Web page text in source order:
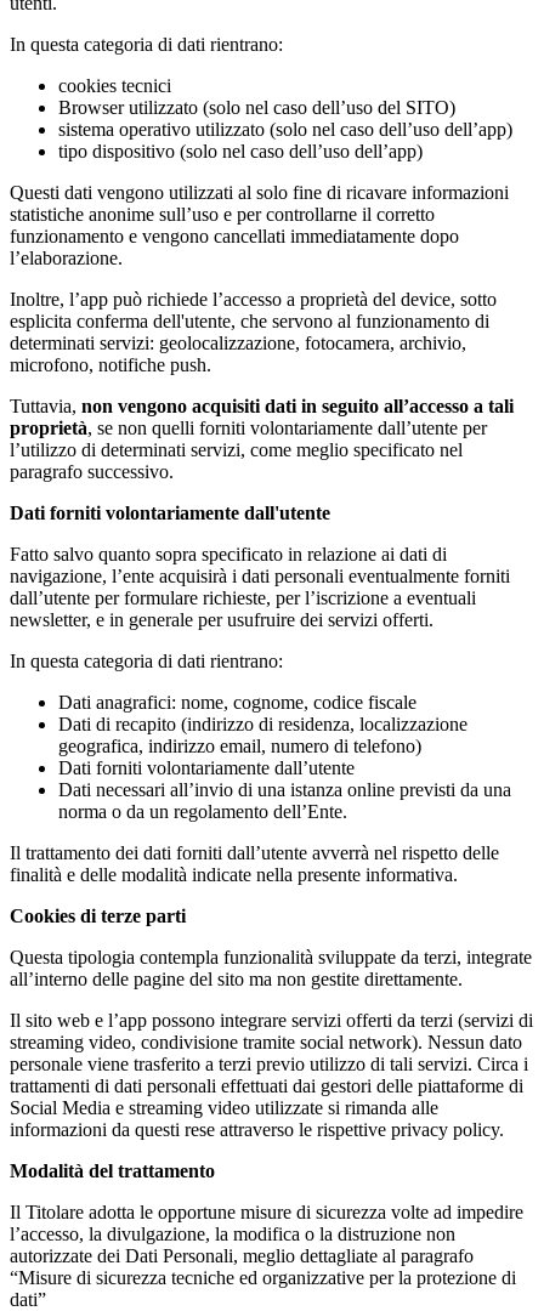
In questa categoria di dati rientrano:
cookies tecnici
Browser utilizzato (solo nel caso dell’uso del SITO)
sistema operativo utilizzato (solo nel caso dell’uso dell’app)
tipo dispositivo (solo nel caso dell’uso dell’app)
Questi dati vengono utilizzati al solo fine di ricavare informazioni
statistiche anonime sull’uso e per controllarne il corretto
funzionamento e vengono cancellati immediatamente dopo
l’elaborazione.
Inoltre, l’app può richiede l’accesso a proprietà del device, sotto
esplicita conferma dell'utente, che servono al funzionamento di
determinati servizi: geolocalizzazione, fotocamera, archivio,
microfono, notifiche push.
Tuttavia, non vengono acquisiti dati in seguito all’accesso a tali
proprietà, se non quelli forniti volontariamente dall’utente per
l’utilizzo di determinati servizi, come meglio specificato nel
paragrafo successivo.
Dati forniti volontariamente dall'utente
Fatto salvo quanto sopra specificato in relazione ai dati di
navigazione, l’ente acquisirà i dati personali eventualmente forniti
dall’utente per formulare richieste, per l’iscrizione a eventuali
newsletter, e in generale per usufruire dei servizi offerti.
In questa categoria di dati rientrano:
Dati anagrafici: nome, cognome, codice fiscale
Dati di recapito (indirizzo di residenza, localizzazione
geografica, indirizzo email, numero di telefono)
Dati forniti volontariamente dall’utente
Dati necessari all’invio di una istanza online previsti da una
norma o da un regolamento dell’Ente.
Il trattamento dei dati forniti dall’utente avverrà nel rispetto delle
finalità e delle modalità indicate nella presente informativa.
Cookies di terze parti
Questa tipologia contempla funzionalità sviluppate da terzi, integrate
all’interno delle pagine del sito ma non gestite direttamente.
Il sito web e l’app possono integrare servizi offerti da terzi (servizi di
streaming video, condivisione tramite social network). Nessun dato
personale viene trasferito a terzi previo utilizzo di tali servizi. Circa i
trattamenti di dati personali effettuati dai gestori delle piattaforme di
Social Media e streaming video utilizzate si rimanda alle
informazioni da questi rese attraverso le rispettive privacy policy.
Modalità del trattamento
Il Titolare adotta le opportune misure di sicurezza volte ad impedire
l’accesso, la divulgazione, la modifica o la distruzione non
autorizzate dei Dati Personali, meglio dettagliate al paragrafo
“Misure di sicurezza tecniche ed organizzative per la protezione di
dati”